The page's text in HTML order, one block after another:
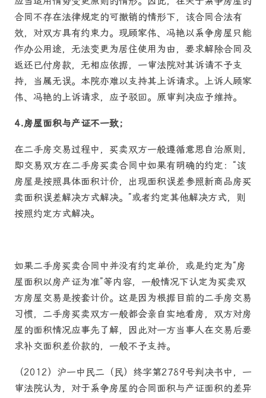
合同不存在法律规定的可撤销的情形下，该合同合法有
效，对双方具有约束力。现顾家伟、冯艳以系争房屋只能
作办公用途，无法变更为居住使用为由，要求解除合同及
返还已付房款，无相应依据，一审法院对其诉请不予支
持，当属无误。本院亦难以支持其上诉请求。上诉人顾家
伟、冯艳的上诉请求，应予驳回。原审判决应予维持。
4.房屋面积与产证不一致；
在二手房交易过程中，买卖双方一般遵循意思自治原则，
即交易双方在二手房买卖合同中如果有明确的约定：“该
房屋是按照具体面积计价，出现面积误差参照新商品房买
卖面积误差解决方式解决。”或者约定其他解决方式，则
按照约定方式解决。
如果二手房买卖合同中并没有约定单价，或是约定为“房
屋面积以房产证为准”等内容，一般情况下认定为买卖双
方房屋交易是按套计价。这是因为根据目前的二手房交易
习惯，二手房买卖双方一般都会亲自实地看房，双方对房
屋的面积情况应事先了解，因此对一方当事人在交易后要
求补交面积差价款的，一般不予支持。
（2012）沪一中民二（民）终字第2789号判决书中，一
审法院认为，对于系争房屋的合同面积与产证面积的差异